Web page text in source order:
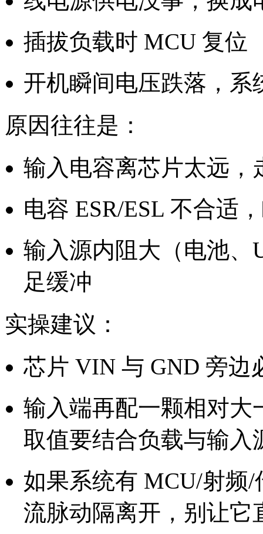
插拔负载时 MCU 复位
开机瞬间电压跌落，系
原因往往是：
输入电容离芯片太远，
电容 ESR/ESL 不合适
输入源内阻大（电池、
足缓冲
实操建议：
芯片 VIN 与 GND 旁边
输入端再配一颗相对大
取值要结合负载与输入
如果系统有 MCU/射频
流脉动隔离开，别让它